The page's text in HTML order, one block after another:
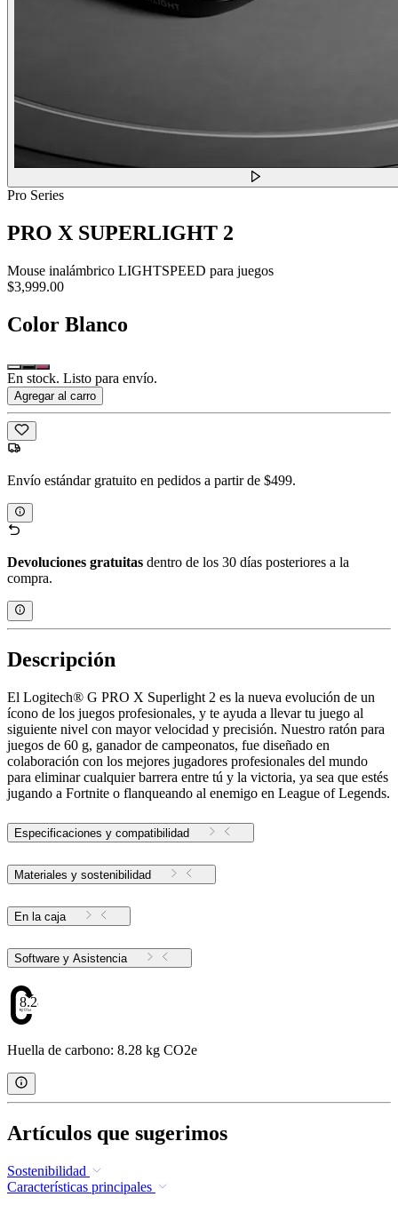
Pro Series
PRO X SUPERLIGHT 2
Mouse inalámbrico LIGHTSPEED para juegos
$3,999.00
Color Blanco
En stock. Listo para envío.
Agregar al carro
Envío estándar gratuito en pedidos a partir de $499.
Devoluciones gratuitas dentro de los 30 días posteriores a la
compra.
Descripción
El Logitech® G PRO X Superlight 2 es la nueva evolución de un
ícono de los juegos profesionales, y te ayuda a llevar tu juego al
siguiente nivel con mayor velocidad y precisión. Nuestro ratón para
juegos de 60 g, ganador de campeonatos, fue diseñado en
colaboración con los mejores jugadores profesionales del mundo
para eliminar cualquier barrera entre tú y la victoria, ya sea que estés
jugando a Fortnite o flanqueando al enemigo en League of Legends.
Especificaciones y compatibilidad
Materiales y sostenibilidad
En la caja
Software y Asistencia
8.28
Huella de carbono: 8.28 kg CO2e
Artículos que sugerimos
Sostenibilidad
Características principales